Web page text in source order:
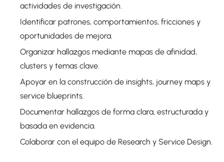
actividades de investigación.
Identificar patrones, comportamientos, fricciones y
oportunidades de mejora.
Organizar hallazgos mediante mapas de afinidad,
clusters y temas clave.
Apoyar en la construcción de insights, journey maps y
service blueprints.
Documentar hallazgos de forma clara, estructurada y
basada en evidencia.
Colaborar con el equipo de Research y Service Design.